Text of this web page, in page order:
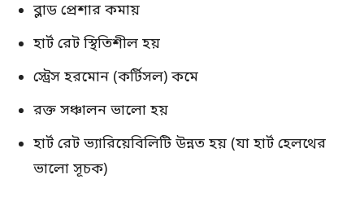
ব্লাড প্রেশার কমায়
হার্ট রেট স্থিতিশীল হয়
স্ট্রেস হরমোন (কর্টিসল) কমে
রক্ত সঞ্চালন ভালো হয়
হার্ট রেট ভ্যারিয়েবিলিটি উন্নত হয় (যা হার্ট হেলথের
ভালো সূচক)